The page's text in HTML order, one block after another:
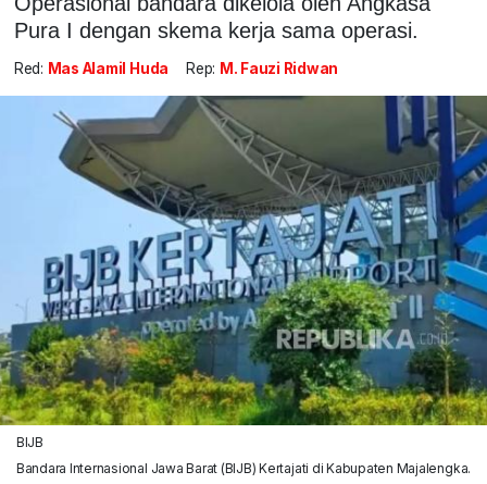
Pura I dengan skema kerja sama operasi.
Red: Mas Alamil Huda Rep: M. Fauzi Ridwan
BIJB
Bandara Internasional Jawa Barat (BIJB) Kertajati di Kabupaten Majalengka.